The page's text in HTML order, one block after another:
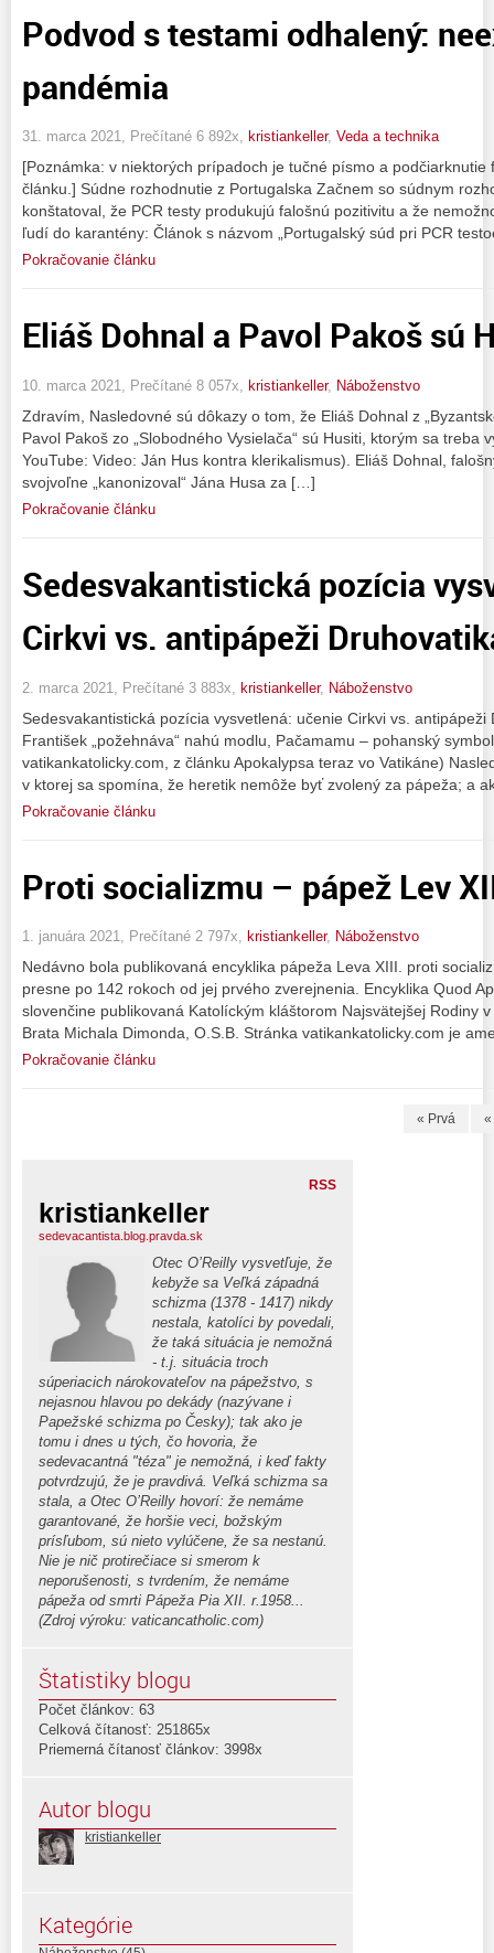
Podvod s testami odhalený:
pandémia
31. marca 2021, Prečítané 6 892x, kristiankeller, Veda a technika
[Poznámka: v niektorých prípadoch je tučné písmo a
článku.] Súdne rozhodnutie z Portugalska Začnem so súdnym
konštatoval, že PCR testy produkujú falošnú pozitivitu a že
ľudí do karantény: Článok s názvom „Portugalský súd pri PCR
Pokračovanie článku
Eliáš Dohnal a Pavol Pakoš sú
10. marca 2021, Prečítané 8 057x, kristiankeller, Náboženstvo
Zdravím, Nasledovné sú dôkazy o tom, že Eliáš Dohnal z
Pavol Pakoš zo „Slobodného Vysielača“ sú Husiti, ktorým sa treba
YouTube: Video: Ján Hus kontra klerikalismus). Eliáš Dohnal,
svojvoľne „kanonizoval“ Jána Husa za […]
Pokračovanie článku
Sedesvakantistická pozícia
Cirkvi vs. antipápeži
2. marca 2021, Prečítané 3 883x, kristiankeller, Náboženstvo
Sedesvakantistická pozícia vysvetlená: učenie Cirkvi vs.
František „požehnáva“ nahú modlu, Pačamamu – pohanský
vatikankatolicky.com, z článku Apokalypsa teraz vo Vatikáne)
v ktorej sa spomína, že heretik nemôže byť zvolený za pápeža; a
Pokračovanie článku
Proti socializmu – pápež Lev
1. januára 2021, Prečítané 2 797x, kristiankeller, Náboženstvo
Nedávno bola publikovaná encyklika pápeža Leva XIII. proti
presne po 142 rokoch od jej prvého zverejnenia. Encyklika Quod
slovenčine publikovaná Katolíckým kláštorom Najsvätejšej Rodiny
Brata Michala Dimonda, O.S.B. Stránka vatikankatolicky.com je
Pokračovanie článku
« Prvá «
RSS
kristiankeller
sedevacantista.blog.pravda.sk
Otec O’Reilly vysvetľuje, že
kebyže sa Veľká západná
schizma (1378 - 1417) nikdy
nestala, katolíci by povedali,
že taká situácia je nemožná
- t.j. situácia troch
súperiacich nárokovateľov na pápežstvo, s
nejasnou hlavou po dekády (nazývane i
Papežské schizma po Česky); tak ako je
tomu i dnes u tých, čo hovoria, že
sedevacantná "téza" je nemožná, i keď fakty
potvrdzujú, že je pravdivá. Veľká schizma sa
stala, a Otec O’Reilly hovorí: že nemáme
garantované, že horšie veci, božským
prísľubom, sú nieto vylúčene, že sa nestanú.
Nie je nič protirečiace si smerom k
neporušenosti, s tvrdením, že nemáme
pápeža od smrti Pápeža Pia XII. r.1958...
(Zdroj výroku: vaticancatholic.com)
Štatistiky blogu
Počet článkov: 63
Celková čítanosť: 251865x
Priemerná čítanosť článkov: 3998x
Autor blogu
kristiankeller
Kategórie